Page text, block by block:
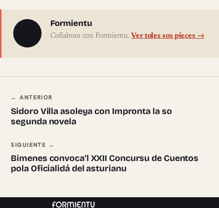
Sobre l'autor
Formientu
Collabora con Formientu. Ver toles sos pieces →
Navegación ente pieces
← ANTERIOR
Sidoro Villa asoleya con Impronta la so
segunda novela
SIGUIENTE →
Bimenes convoca’l XXII Concursu de Cuentos
pola Oficialidá del asturianu